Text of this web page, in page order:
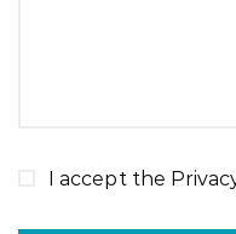
I accept the